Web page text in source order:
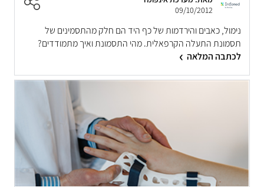
09/10/2012
נימול, כאבים והירדמות של כף היד הם חלק מהתסמינים של
תסמונת התעלה הקרפאלית. מהי התסמונת ואיך מתמודדים?
לכתבה המלאה